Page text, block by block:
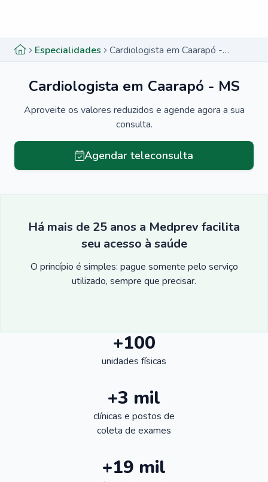
Especialidades Cardiologista em Caarapó - MS
Cardiologista em Caarapó - MS
Aproveite os valores reduzidos e agende agora a sua
consulta.
Agendar teleconsulta
Há mais de 25 anos a Medprev facilita
seu acesso à saúde
O princípio é simples: pague somente pelo serviço
utilizado, sempre que precisar.
+100
unidades físicas
+3 mil
clínicas e postos de
coleta de exames
+19 mil